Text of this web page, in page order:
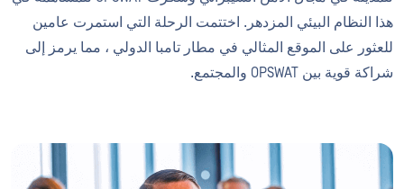
هذا النظام البيئي المزدهر. اختتمت الرحلة التي استمرت عامين
للعثور على الموقع المثالي في مطار تامبا الدولي ، مما يرمز إلى
شراكة قوية بين OPSWAT والمجتمع.